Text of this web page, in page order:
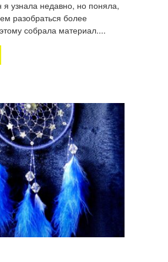
узнала недавно, но поняла,
разобраться более
собрала материал....